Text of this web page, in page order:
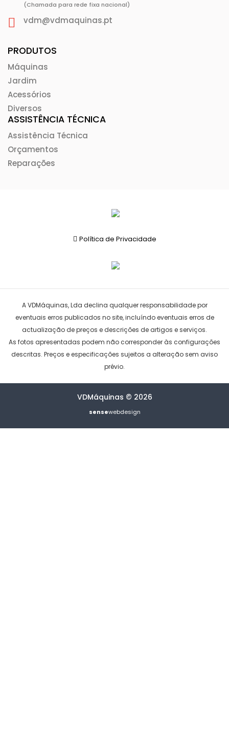
(Chamada para rede fixa nacional)
vdm@vdmaquinas.pt
PRODUTOS
Máquinas
Jardim
Acessórios
Diversos
ASSISTÊNCIA TÉCNICA
Assistência Técnica
Orçamentos
Reparações
Política de Privacidade
A VDMáquinas, Lda declina qualquer responsabilidade por
eventuais erros publicados no site, incluíndo eventuais erros de
actualização de preços e descrições de artigos e serviços.
As fotos apresentadas podem não corresponder às configurações
descritas. Preços e especificações sujeitos a alteração sem aviso
prévio.
VDMáquinas © 2026
sensewebdesign